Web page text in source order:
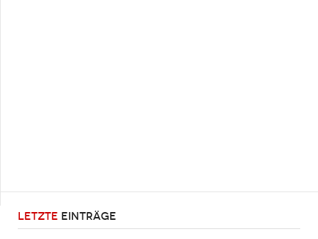
LETZTE EINTRÄGE